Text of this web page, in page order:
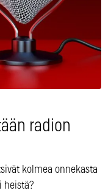
radion
kolmea onnekasta
heistä?